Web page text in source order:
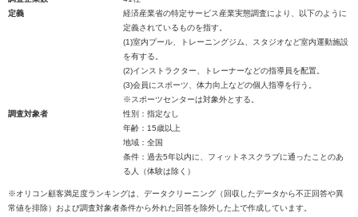
定義
経済産業省の特定サービス産業実態調査により、以下のように
定義されているものを指す。
(1)室内プール、トレーニングジム、スタジオなど室内運動施設
を有する。
(2)インストラクター、トレーナーなどの指導員を配置。
(3)会員にスポーツ、体力向上などの個人指導を行う。
※スポーツセンターは対象外とする。
調査対象者
性別：指定なし
年齢：15歳以上
地域：全国
条件：過去5年以内に、フィットネスクラブに通ったことのあ
る人（体験は除く）
※オリコン顧客満足度ランキングは、データクリーニング（回収したデータから不正回答や異
常値を排除）および調査対象者条件から外れた回答を除外した上で作成しています。